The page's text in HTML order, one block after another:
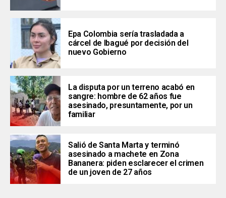
Epa Colombia sería trasladada a
cárcel de Ibagué por decisión del
nuevo Gobierno
La disputa por un terreno acabó en
sangre: hombre de 62 años fue
asesinado, presuntamente, por un
familiar
Salió de Santa Marta y terminó
asesinado a machete en Zona
Bananera: piden esclarecer el crimen
de un joven de 27 años